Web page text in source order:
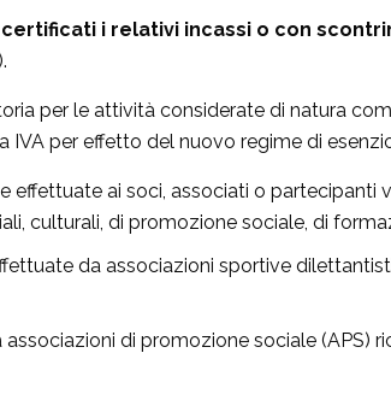
i relativi incassi o con
per le attività considerate di natura
per effetto del nuovo regime di
effettuate ai soci, associati o
culturali, di promozione sociale, di
da associazioni sportive
di promozione sociale (APS)